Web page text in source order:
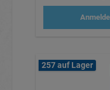
257 auf Lager